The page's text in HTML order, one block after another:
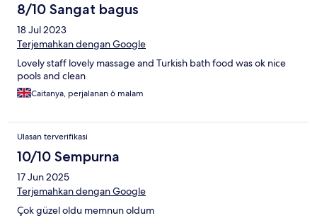
8/10 Sangat bagus
18 Jul 2023
Terjemahkan dengan Google
Lovely staff lovely massage and Turkish bath food was ok nice
pools and clean
Caitanya, perjalanan 6 malam
Ulasan terverifikasi
10/10 Sempurna
17 Jun 2025
Terjemahkan dengan Google
Çok güzel oldu memnun oldum